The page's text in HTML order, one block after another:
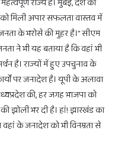
मिली अपार सफलता वास्तव में
के भरोसे की मुहर है।” सीएम
ने भी यह बताया है कि वहां भी
है। राज्यों में हुए उपचुनाव के
पर जनादेश है। यूपी के अलावा
की, हर जगह भाजपा को
झोली भर दी है। हां! झारखंड का
के जनादेश को भी विनम्रता से